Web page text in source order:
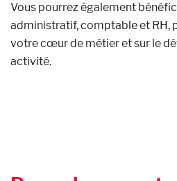
Vous pourrez également
administratif, comptable et RH,
votre cœur de métier et sur le
activité.